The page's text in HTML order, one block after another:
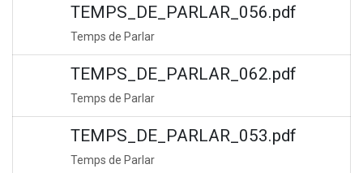
TEMPS_DE_PARLAR_056.pdf
Temps de Parlar
TEMPS_DE_PARLAR_062.pdf
Temps de Parlar
TEMPS_DE_PARLAR_053.pdf
Temps de Parlar